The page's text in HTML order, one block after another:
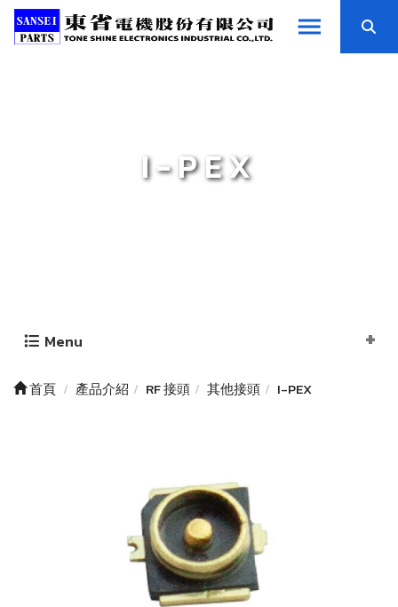
I-PEX
Menu
首頁 產品介紹 RF 接頭 其他接頭 I-PEX